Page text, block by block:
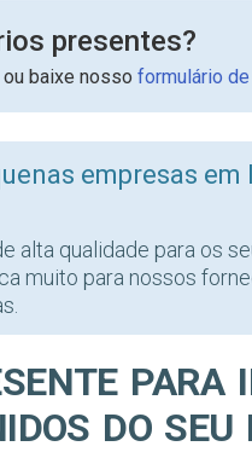
presentes?
baixe nosso formulário
empresas em
qualidade para os
muito para nossos
PARA
DO SEU